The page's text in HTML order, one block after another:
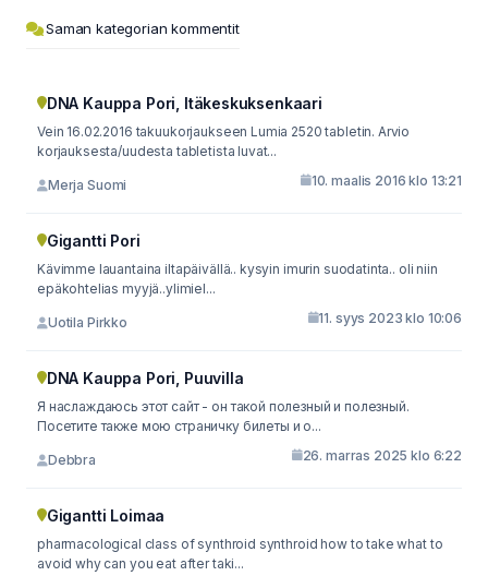
Saman kategorian kommentit
DNA Kauppa Pori, Itäkeskuksenkaari
Vein 16.02.2016 takuukorjaukseen Lumia 2520 tabletin. Arvio
korjauksesta/uudesta tabletista luvat...
Merja Suomi 10. maalis 2016 klo 13:21
Gigantti Pori
Kävimme lauantaina iltapäivällä.. kysyin imurin suodatinta.. oli niin
epäkohtelias myyjä..ylimiel...
Uotila Pirkko 11. syys 2023 klo 10:06
DNA Kauppa Pori, Puuvilla
Я наслаждаюсь этот сайт - он такой полезный и полезный.
Посетите также мою страничку билеты и о...
Debbra 26. marras 2025 klo 6:22
Gigantti Loimaa
pharmacological class of synthroid synthroid how to take what to
avoid why can you eat after taki...